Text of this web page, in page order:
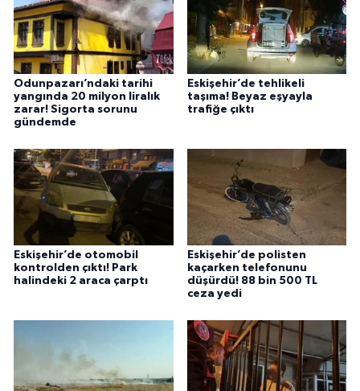
Odunpazarı’ndaki tarihi
yangında 20 milyon liralık
zarar! Sigorta sorunu
gündemde
Eskişehir’de tehlikeli
taşıma! Beyaz eşyayla
trafiğe çıktı
Eskişehir’de otomobil
kontrolden çıktı! Park
halindeki 2 araca çarptı
Eskişehir’de polisten
kaçarken telefonunu
düşürdü! 88 bin 500 TL
ceza yedi